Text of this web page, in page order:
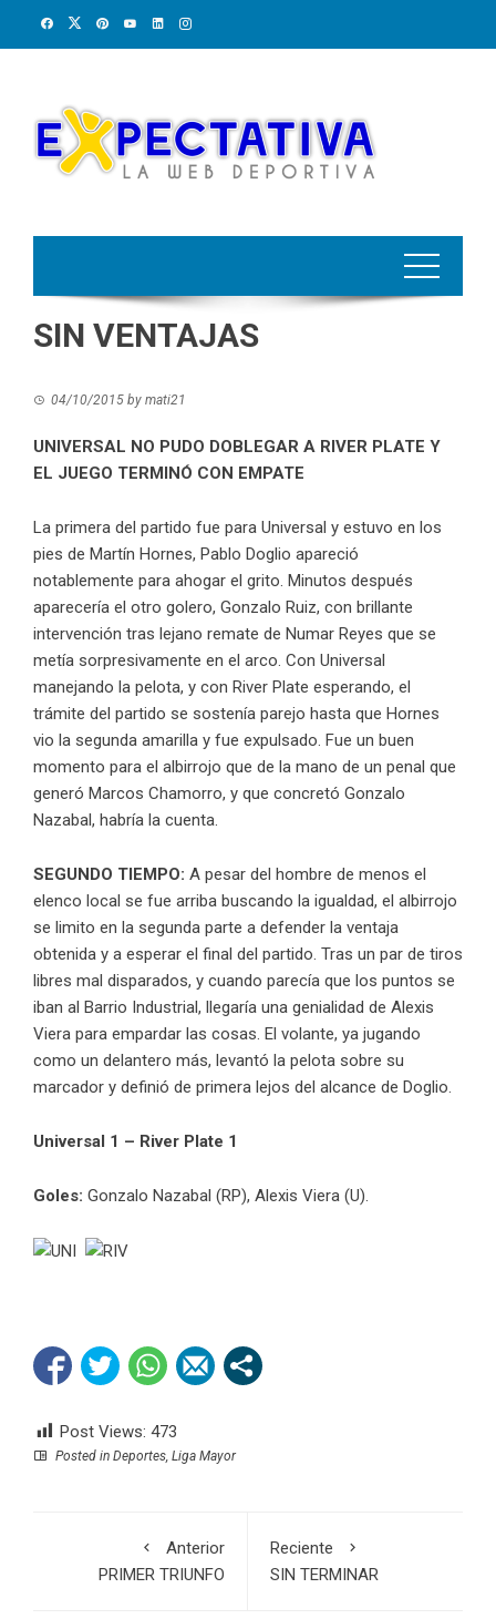
SIN VENTAJAS
04/10/2015 by mati21
UNIVERSAL NO PUDO DOBLEGAR A RIVER PLATE Y
EL JUEGO TERMINÓ CON EMPATE
La primera del partido fue para Universal y estuvo en los
pies de Martín Hornes, Pablo Doglio apareció
notablemente para ahogar el grito. Minutos después
aparecería el otro golero, Gonzalo Ruiz, con brillante
intervención tras lejano remate de Numar Reyes que se
metía sorpresivamente en el arco. Con Universal
manejando la pelota, y con River Plate esperando, el
trámite del partido se sostenía parejo hasta que Hornes
vio la segunda amarilla y fue expulsado. Fue un buen
momento para el albirrojo que de la mano de un penal que
generó Marcos Chamorro, y que concretó Gonzalo
Nazabal, habría la cuenta.
SEGUNDO TIEMPO: A pesar del hombre de menos el
elenco local se fue arriba buscando la igualdad, el albirrojo
se limito en la segunda parte a defender la ventaja
obtenida y a esperar el final del partido. Tras un par de tiros
libres mal disparados, y cuando parecía que los puntos se
iban al Barrio Industrial, llegaría una genialidad de Alexis
Viera para empardar las cosas. El volante, ya jugando
como un delantero más, levantó la pelota sobre su
marcador y definió de primera lejos del alcance de Doglio.
Universal 1 – River Plate 1
Goles: Gonzalo Nazabal (RP), Alexis Viera (U).
Post Views: 473
Posted in Deportes Liga Mayor
Anterior
PRIMER TRIUNFO
Reciente
SIN TERMINAR